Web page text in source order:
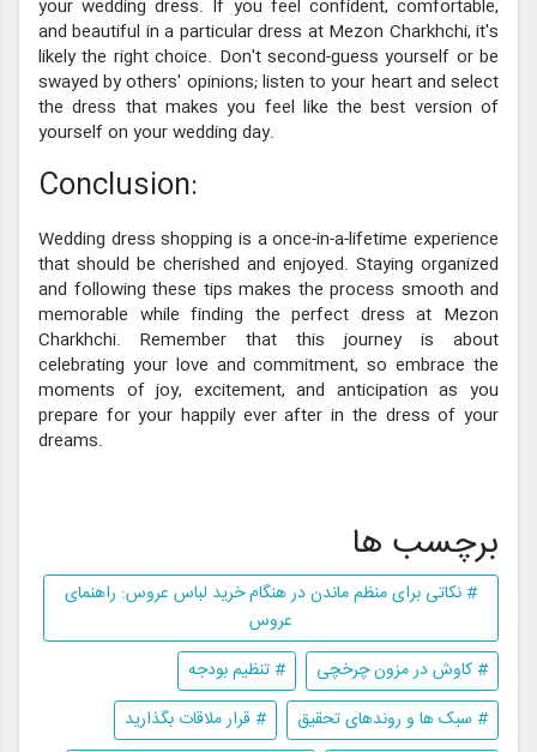
your wedding dress. If you feel confident, comfortable,
and beautiful in a particular dress at Mezon Charkhchi, it's
likely the right choice. Don't second-guess yourself or be
swayed by others' opinions; listen to your heart and select
the dress that makes you feel like the best version of
yourself on your wedding day.
Conclusion:
Wedding dress shopping is a once-in-a-lifetime experience
that should be cherished and enjoyed. Staying organized
and following these tips makes the process smooth and
memorable while finding the perfect dress at Mezon
Charkhchi. Remember that this journey is about
celebrating your love and commitment, so embrace the
moments of joy, excitement, and anticipation as you
prepare for your happily ever after in the dress of your
dreams.
برچسب ها
# نکاتی برای منظم ماندن در هنگام خرید لباس عروس: راهنمای
عروس
# کاوش در مزون چرخچی
# تنظیم بودجه
# سبک ها و روندهای تحقیق
# قرار ملاقات بگذارید